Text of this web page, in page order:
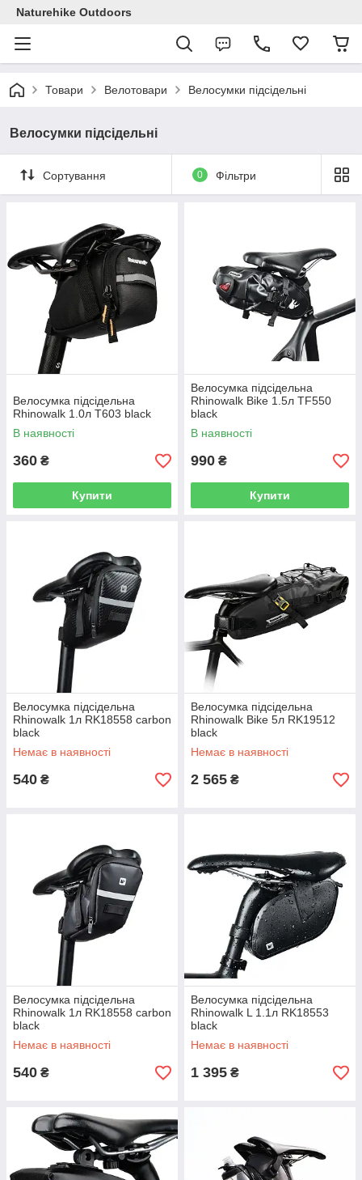
Naturehike Outdoors
Товари Велотовари Велосумки підсідельні
Велосумки підсідельні
Сортування 0 Фільтри
Велосумка підсідельна
Rhinowalk 1.0л T603 black
В наявності
360 ₴
Купити
Велосумка підсідельна
Rhinowalk Bike 1.5л TF550
black
В наявності
990 ₴
Купити
Велосумка підсідельна
Rhinowalk 1л RK18558 carbon
black
Немає в наявності
540 ₴
Велосумка підсідельна
Rhinowalk Bike 5л RK19512
black
Немає в наявності
2 565 ₴
Велосумка підсідельна
Rhinowalk 1л RK18558 carbon
black
Немає в наявності
540 ₴
Велосумка підсідельна
Rhinowalk L 1.1л RK18553
black
Немає в наявності
1 395 ₴